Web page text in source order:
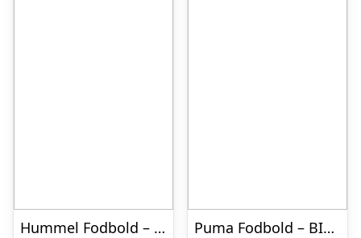
Hummel Fodbold – HmlInspire Training – Grøn/Hvid/Guld
Puma Fodbold – BIG CAT – Pink